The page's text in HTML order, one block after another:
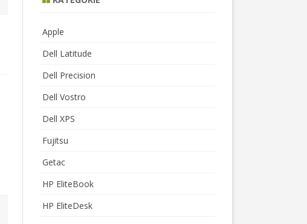
Apple
Dell Latitude
Dell Precision
Dell Vostro
Dell XPS
Fujitsu
Getac
HP EliteBook
HP EliteDesk